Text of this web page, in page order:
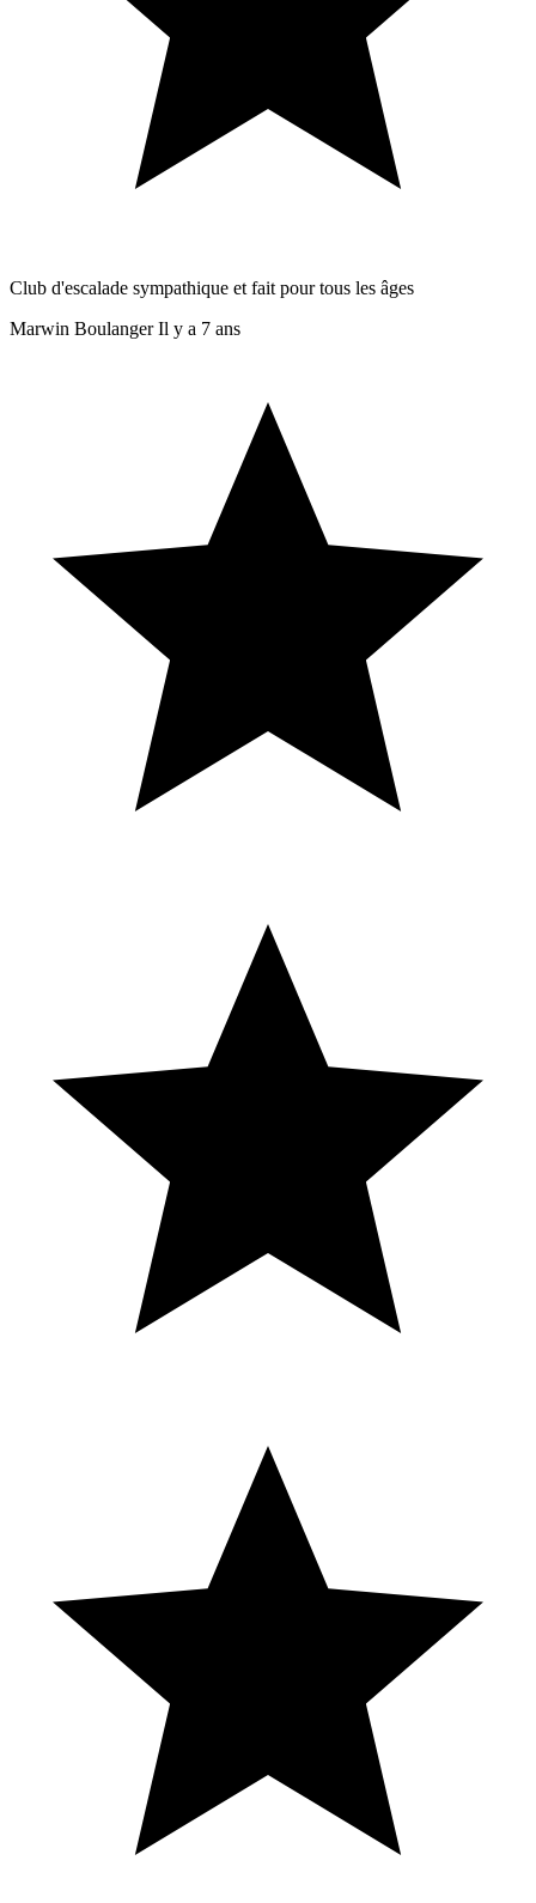
Club d'escalade sympathique et fait pour tous les âges
Marwin BoulangerIl y a 7 ans